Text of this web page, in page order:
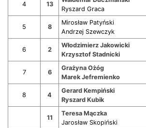
4 13
Ryszard Graca
5 8
Mirosław Patyński
Andrzej Szewczyk
6 2
Włodzimierz Jakowicki
Krzysztof Stadnicki
7 6
Grażyna Ożóg
Marek Jefremienko
8 4
Gerard Kempiński
Ryszard Kubik
11
Teresa Mączka
Jarosław Skopiński